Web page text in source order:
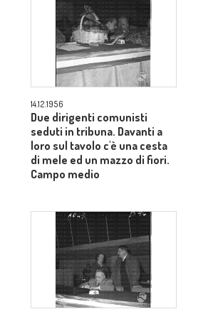
14.12.1956
Due dirigenti comunisti
seduti in tribuna. Davanti a
loro sul tavolo c'è una cesta
di mele ed un mazzo di fiori.
Campo medio